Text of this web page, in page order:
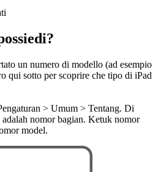
un numero di modello (ad esempio
qui sotto per scoprire che tipo di iPad
> Umum > Tentang. Di
nomor bagian. Ketuk nomor
model.